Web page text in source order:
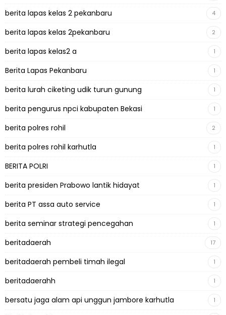
berita lapas kelas 2 pekanbaru 4
berita lapas kelas 2pekanbaru 2
berita lapas kelas2 a 1
Berita Lapas Pekanbaru 1
berita lurah ciketing udik turun gunung 1
berita pengurus npci kabupaten Bekasi 1
berita polres rohil 2
berita polres rohil karhutla 1
BERITA POLRI 1
berita presiden Prabowo lantik hidayat 1
berita PT assa auto service 1
berita seminar strategi pencegahan 1
beritadaerah 17
beritadaerah pembeli timah ilegal 1
beritadaerahh 1
bersatu jaga alam api unggun jambore karhutla 1